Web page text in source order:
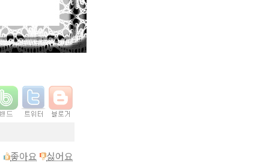
좋아요
싫어요